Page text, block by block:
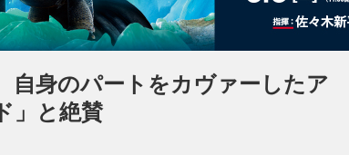
自身のパートをカヴァーしたア
」と絶賛